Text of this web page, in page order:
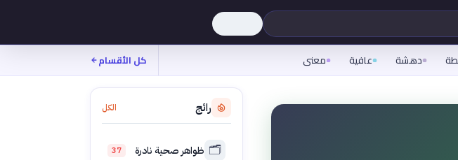
دهشة عافية معنى كل الأقسام
رائج الكل
🗂️ ظواهر صحية نادرة 37